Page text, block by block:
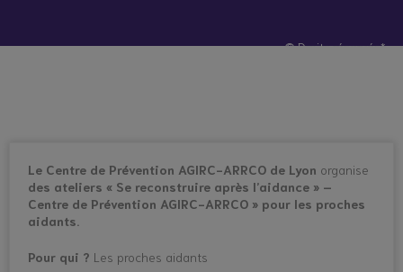
© Droits réservés*
Le Centre de Prévention AGIRC-ARRCO de Lyon organise
des ateliers « Se reconstruire après l’aidance » –
Centre de Prévention AGIRC-ARRCO » pour les proches
aidants.
Pour qui ? Les proches aidants